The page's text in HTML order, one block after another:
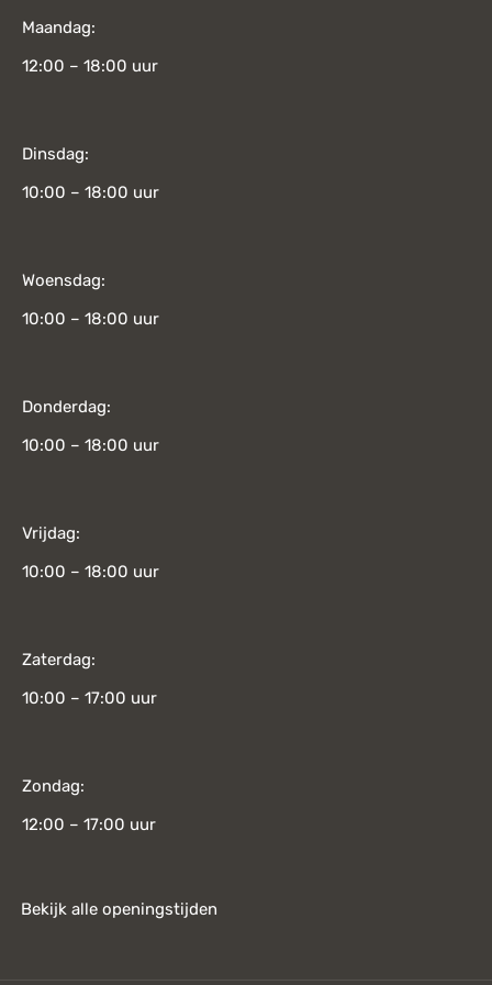
Maandag:
12:00 – 18:00 uur
Dinsdag:
10:00 – 18:00 uur
Woensdag:
10:00 – 18:00 uur
Donderdag:
10:00 – 18:00 uur
Vrijdag:
10:00 – 18:00 uur
Zaterdag:
10:00 – 17:00 uur
Zondag:
12:00 – 17:00 uur
Bekijk alle openingstijden